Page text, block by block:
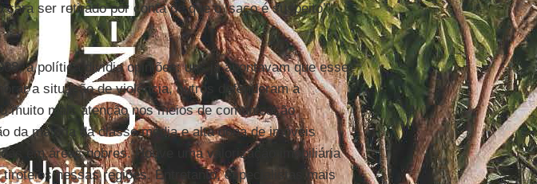
ser retirado por conta de que o ‘saco é suspeito’”,
a política dividia opiniões: uns já apontavam que esse
a situação de violência, outros defenderam a
muito mais atenção nos meios de comunicação
da maioria da classe média e alta dona de imóveis
em áreas nobres. Houve uma valorização imobiliária
nessas regiões. Entretanto, especialistas mais